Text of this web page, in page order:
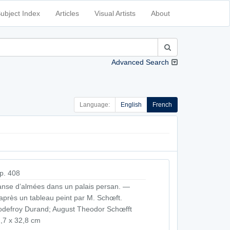
Index Articles Visual Artists About
Advanced Search
Language: English French
408
d’almées dans un palais persan. —
un tableau peint par M. Schœft.
Durand; August Theodor Schœfft
x 32,8 cm